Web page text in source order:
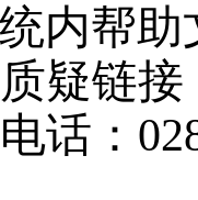
内帮助
疑链接
话：